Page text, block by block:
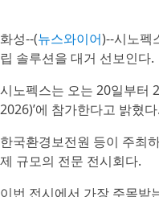
화성--(뉴스와이어)--시노펙
립 솔루션을 대거 선보인다.
시노펙스는 오는 20일부터
2026)’에 참가한다고 밝혔다.
한국환경보전원 등이 주최
제 규모의 전문 전시회다.
이번 전시에서 가장 주목받